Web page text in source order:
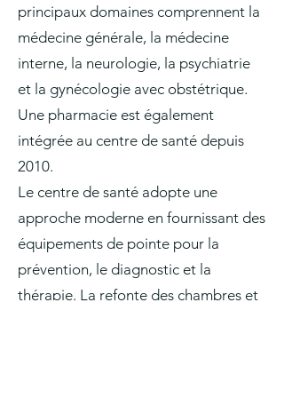
principaux domaines comprennent la
médecine générale, la médecine
interne, la neurologie, la psychiatrie
et la gynécologie avec obstétrique.
Une pharmacie est également
intégrée au centre de santé depuis
2010.
Le centre de santé adopte une
approche moderne en fournissant des
équipements de pointe pour la
prévention, le diagnostic et la
thérapie. La refonte des chambres et